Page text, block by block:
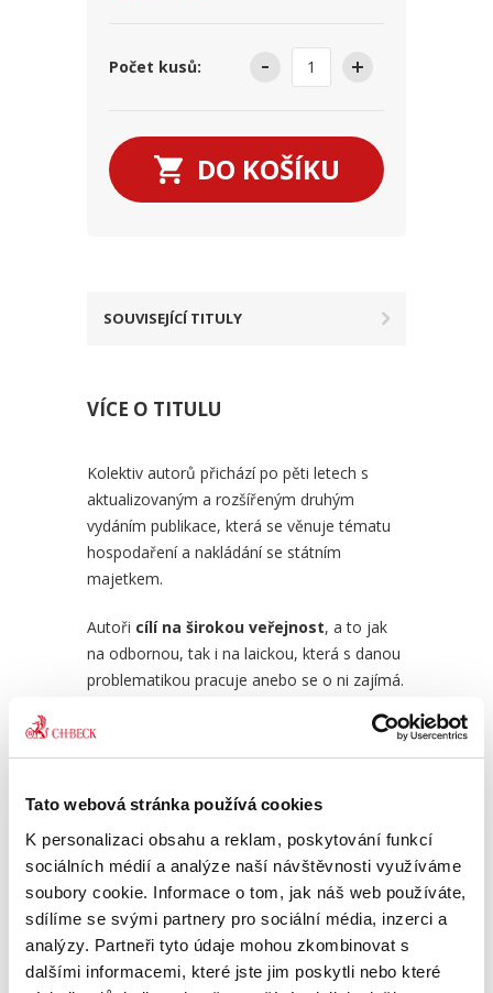
Tato webová stránka používá cookies
K personalizaci obsahu a reklam, poskytování funkcí
sociálních médií a analýze naší návštěvnosti využíváme
soubory cookie. Informace o tom, jak náš web používáte,
sdílíme se svými partnery pro sociální média, inzerci a
analýzy. Partneři tyto údaje mohou zkombinovat s
dalšími informacemi, které jste jim poskytli nebo které
Počet kusů:
DO KOŠÍKU
SOUVISEJÍCÍ TITULY
Zákon o kontrole. Komentář
990,00 Kč
VÍCE O TITULU
Kolektiv autorů přichází po pěti letech s
aktualizovaným a rozšířeným druhým
vydáním publikace, která se věnuje tématu
hospodaření a nakládání se státním
majetkem.
Autoři cílí na širokou veřejnost, a to jak
na odbornou, tak i na laickou, která s danou
problematikou pracuje anebo se o ni zajímá.
Pozorný čtenář nalezne v této publikaci
odpovědi na řadu otázek souvisejících s
státu, například kdy by se mohlo jednat
porušení péče řádného hospodáře, jak
správně stanovit výši kupní ceny, za
kterou je majetek pro stát nabýván nebo
naopak pozbýván,jak si mezi nestátními
subjekty stojí územní samosprávné
celkyi řadu dalších.